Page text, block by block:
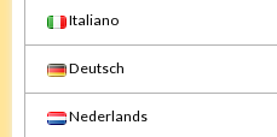
Italiano
Deutsch
Nederlands